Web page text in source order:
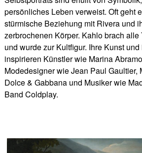
persönliches Leben verweist. Oft geht
stürmische Beziehung mit Rivera und
zerbrochenen Körper. Kahlo brach alle
und wurde zur Kultfigur. Ihre Kunst
inspirieren Künstler wie Marina
Modedesigner wie Jean Paul Gaultier,
Dolce & Gabbana und Musiker wie
Band Coldplay.